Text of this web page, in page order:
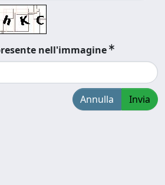
nell'immagine
Annulla Invia